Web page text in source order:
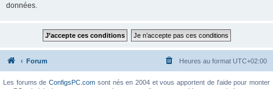
données.
Forum Heures au format UTC+02:00
Les forums deConfigsPC.com sont nés en 2004 et vous apportent de l'aide pour monter